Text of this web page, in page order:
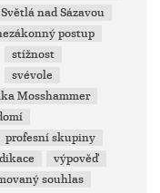
nad Sázavou
postup
stížnost
svévole
Mosshammer
profesní skupiny
výpověď
souhlas